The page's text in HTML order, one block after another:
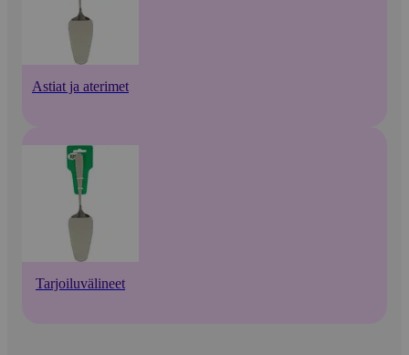
Astiat ja aterimet
Tarjoiluvälineet